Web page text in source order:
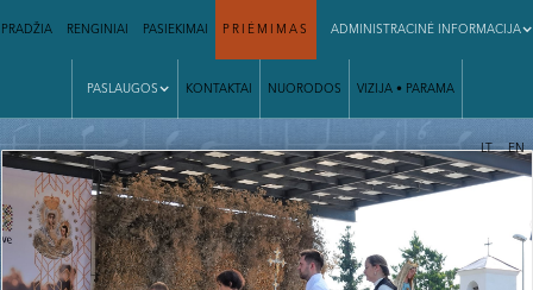
PRADŽIA RENGINIAI PASIEKIMAI PRIĖMIMAS ADMINISTRACINĖ INFORMACIJA
PASLAUGOS KONTAKTAI NUORODOS VIZIJA • PARAMA
| LT EN